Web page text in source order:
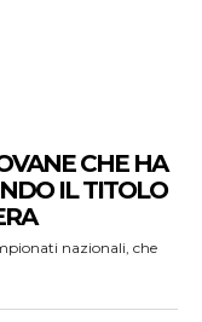
CHE HA
IL TITOLO
nazionali, che